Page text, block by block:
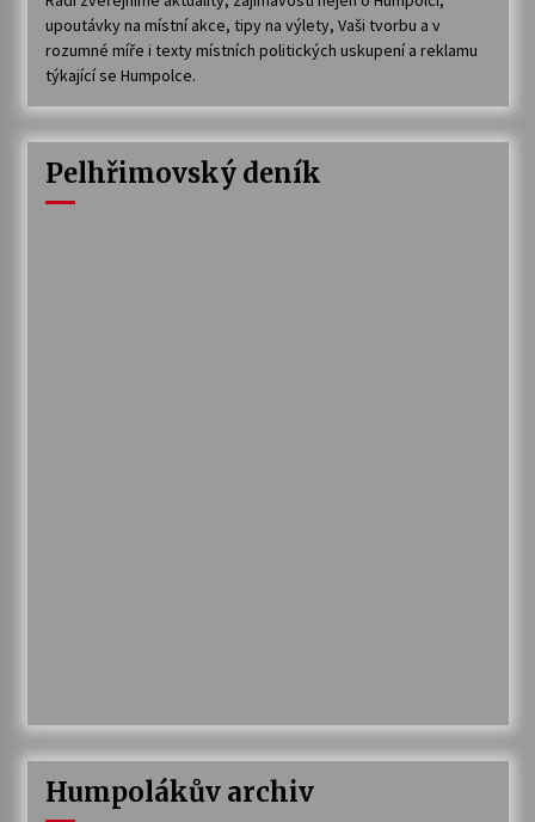
upoutávky na místní akce, tipy na výlety, Vaši tvorbu a v
rozumné míře i texty místních politických uskupení a reklamu
týkající se Humpolce.
Pelhřimovský deník
Humpolákův archiv